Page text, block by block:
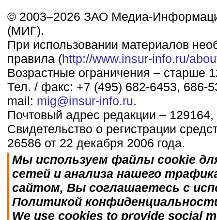
© 2003–2026 ЗАО Медиа-
(МИГ).
При использовании материалов
правила (http://www.insur-info.ru/
Возрастные ограничения – старше
Тел. / факс: +7 (495) 682-6453, 686-
mail: mig@insur-info.ru.
Почтовый адрес редакции –
Свидетельство о регистрации
26586 от 22 декабря 2006 года.
Мы используем файлы cookie
сетей и анализа нашего
сайтом, Вы соглашаетесь с
Политикой
We use cookies to provide social